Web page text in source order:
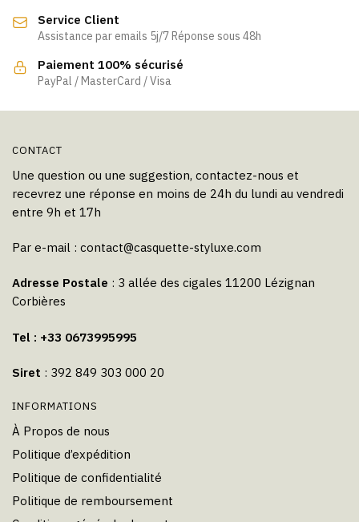
Service Client
Assistance par emails 5j/7 Réponse sous 48h
Paiement 100% sécurisé
PayPal / MasterCard / Visa
CONTACT
Une question ou une suggestion, contactez-nous et
recevrez une réponse en moins de 24h du lundi au vendredi
entre 9h et 17h
Par e-mail : contact@casquette-styluxe.com
Adresse Postale : 3 allée des cigales 11200 Lézignan
Corbières
Tel : +33 0673995995
Siret : 392 849 303 000 20
INFORMATIONS
À Propos de nous
Politique d’expédition
Politique de confidentialité
Politique de remboursement